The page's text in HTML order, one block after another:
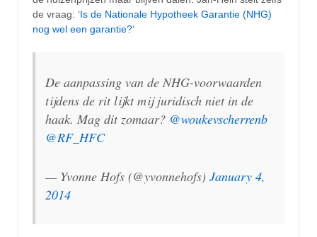
de vraag: ‘Is de Nationale Hypotheek Garantie (NHG)
nog wel een garantie?‘
De aanpassing van de NHG-voorwaarden
tijdens de rit lijkt mij juridisch niet in de
haak. Mag dit zomaar? @woukevscherrenb
@RF_HFC
— Yvonne Hofs (@yvonnehofs) January 4,
2014